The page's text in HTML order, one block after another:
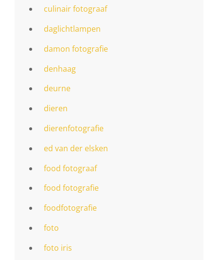
culinair fotograaf
daglichtlampen
damon fotografie
denhaag
deurne
dieren
dierenfotografie
ed van der elsken
food fotograaf
food fotografie
foodfotografie
foto
foto iris